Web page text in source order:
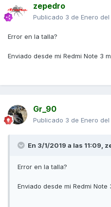
zepedro
Publicado 3 de Enero del
Error en la talla?
Enviado desde mi Redmi Note 3
Gr_90
Publicado 3 de Enero del
En 3/1/2019 a las 11:09,
Error en la talla?
Enviado desde mi Redmi